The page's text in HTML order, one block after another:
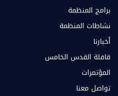
برامج المنظمة
نشاطات المنظمة
أخبارنا
قافلة القدس الخامس
المؤتمرات
تواصل معنا